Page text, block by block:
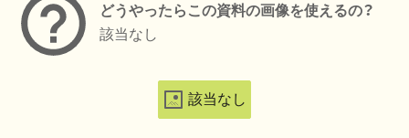
どうやったらこの資料の画像を使えるの？
該当なし
該当なし